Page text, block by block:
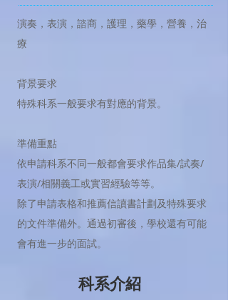
演奏，表演，諮商，護理，藥學，營養，治
療
背景要求
特殊科系一般要求有對應的背景。
準備重點
依申請科系不同一般都會要求作品集/試奏/
表演/相關義工或實習經驗等等。
除了申請表格和推薦信讀書計劃及特殊要求
的文件準備外。通過初審後，學校還有可能
會有進一步的面試。
​科系介紹